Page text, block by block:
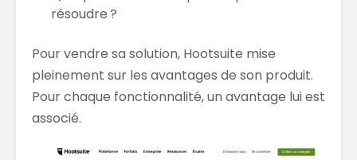
résoudre ?
Pour vendre sa solution, Hootsuite mise
pleinement sur les avantages de son produit.
Pour chaque fonctionnalité, un avantage lui est
associé.